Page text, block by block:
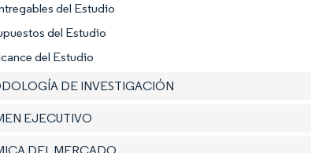
del Estudio
del Estudio
del Estudio
DE INVESTIGACIÓN
EJECUTIVO